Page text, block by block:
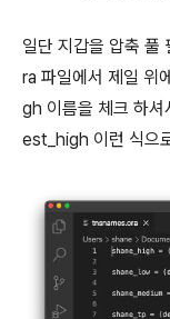
일단 지갑을 압축 풀
ra 파일에서 제일 위
gh 이름을 체크 하
est_high 이런 식으